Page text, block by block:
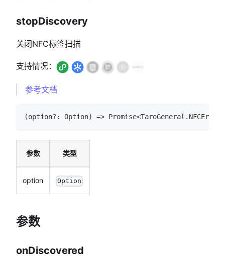
stopDiscovery
关闭NFC标签扫描
支持情况：
参考文档
(option? : Option) => Promise<TaroGeneral . NFCError
参数 类型
option Option
参数
onDiscovered